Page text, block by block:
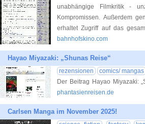
unabhängige Filmkritik -
Kompromissen. Außerdem
erhaltet Zugriff auf das
bahnhofskino.com
Hayao Miyazaki: „Shunas Reise“
rezensionen comics/ mangas
Der Beitrag Hayao Miyazaki:
phantasienreisen.de
Carlsen Manga im November 2025!